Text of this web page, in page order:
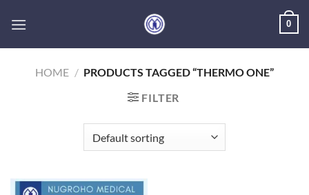
0
HOME / PRODUCTS TAGGED “THERMO ONE”
FILTER